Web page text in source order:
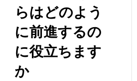
らはどのよう
に前進するの
に役立ちます
か